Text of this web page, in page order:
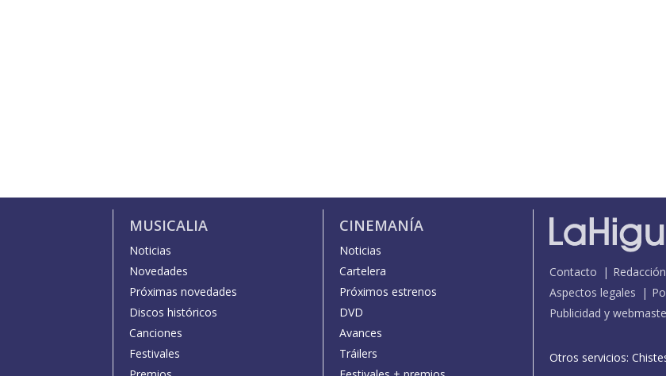
MUSICALIA
Noticias
Novedades
Próximas novedades
Discos históricos
Canciones
Festivales
CINEMANÍA
Noticias
Cartelera
Próximos estrenos
DVD
Avances
Tráilers
Contacto Redacción
Aspectos legales
Publicidad y
Otros servicios: